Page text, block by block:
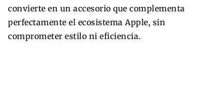
convierte en un accesorio que complementa
perfectamente el ecosistema Apple, sin
comprometer estilo ni eficiencia.